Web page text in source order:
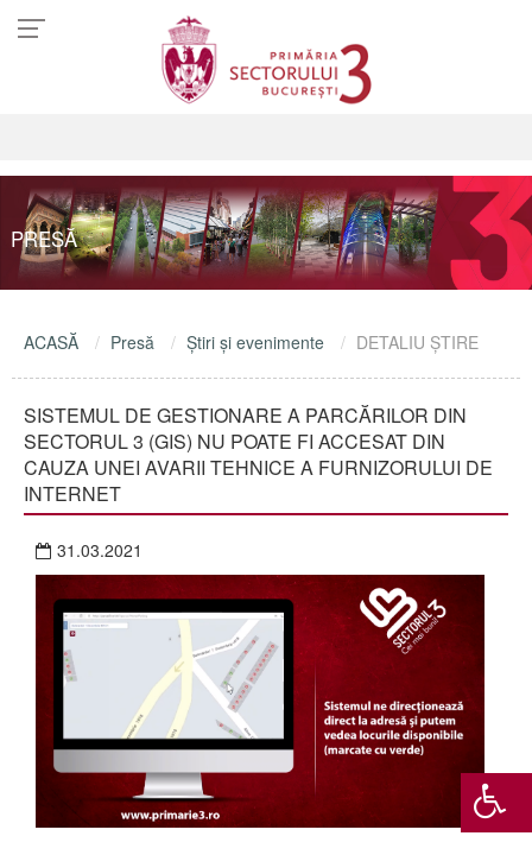
PRESĂ
ACASĂ Presă Ştiri şi evenimente DETALIU ŞTIRE
SISTEMUL DE GESTIONARE A PARCĂRILOR DIN
SECTORUL 3 (GIS) NU POATE FI ACCESAT DIN
CAUZA UNEI AVARII TEHNICE A FURNIZORULUI DE
INTERNET
31.03.2021